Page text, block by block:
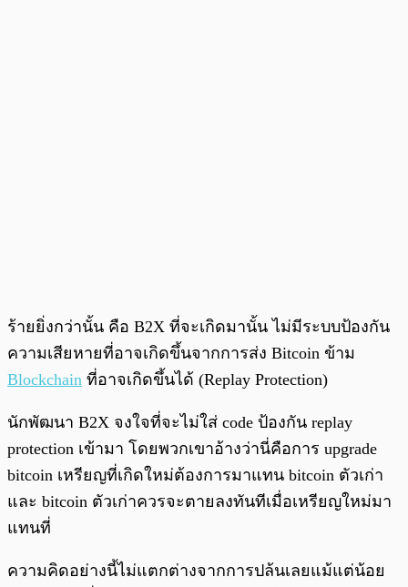
ร้ายยิ่งกว่านั้น คือ B2X ที่จะเกิดมานั้น ไม่มีระบบป้องกัน
ความเสียหายที่อาจเกิดขึ้นจากการส่ง Bitcoin ข้าม
Blockchain ที่อาจเกิดขึ้นได้ (Replay Protection)
นักพัฒนา B2X จงใจที่จะไม่ใส่ code ป้องกัน replay
protection เข้ามา โดยพวกเขาอ้างว่านี่คือการ upgrade
bitcoin เหรียญที่เกิดใหม่ต้องการมาแทน bitcoin ตัวเก่า
และ bitcoin ตัวเก่าควรจะตายลงทันทีเมื่อเหรียญใหม่มา
แทนที่
ความคิดอย่างนี้ไม่แตกต่างจากการปล้นเลยแม้แต่น้อย